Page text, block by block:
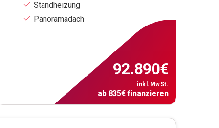
Standheizung
Panoramadach
92.890€
inkl.MwSt.
ab 835€finanzieren